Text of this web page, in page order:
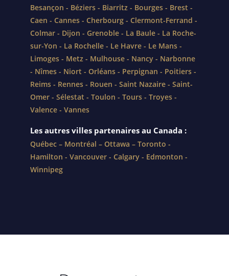
Besançon - Béziers - Biarritz - Bourges - Brest -
Caen - Cannes - Cherbourg - Clermont-Ferrand -
Colmar - Dijon - Grenoble - La Baule - La Roche-
sur-Yon - La Rochelle - Le Havre - Le Mans -
Limoges - Metz - Mulhouse - Nancy - Narbonne
- Nîmes - Niort - Orléans - Perpignan - Poitiers -
Reims - Rennes - Rouen - Saint Nazaire - Saint-
Omer - Sélestat - Toulon - Tours - Troyes -
Valence - Vannes
Les autres villes partenaires au Canada :
Québec – Montréal – Ottawa – Toronto -
Hamilton - Vancouver - Calgary - Edmonton -
Winnipeg